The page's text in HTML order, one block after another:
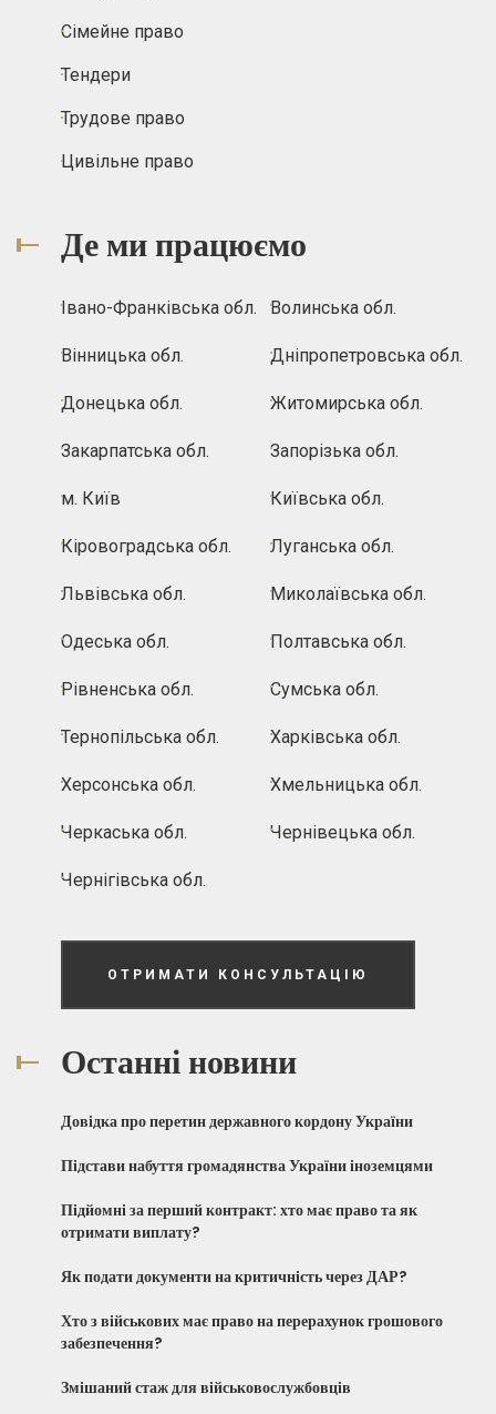
Сімейне право
Тендери
Трудове право
Цивільне право
Де ми працюємо
Івано-Франківська обл. Волинська обл.
Вінницька обл. Дніпропетровська обл.
Донецька обл. Житомирська обл.
Закарпатська обл. Запорізька обл.
м. Київ Київська обл.
Кіровоградська обл. Луганська обл.
Львівська обл. Миколаївська обл.
Одеська обл. Полтавська обл.
Рівненська обл. Сумська обл.
Тернопільська обл. Харківська обл.
Херсонська обл. Хмельницька обл.
Черкаська обл. Чернівецька обл.
Чернігівська обл.
ОТРИМАТИ КОНСУЛЬТАЦІЮ
Останні новини
Довідка про перетин державного кордону України
Підстави набуття громадянства України іноземцями
Підйомні за перший контракт: хто має право та як
отримати виплату?
Як подати документи на критичність через ДАР?
Хто з військових має право на перерахунок грошового
забезпечення?
Змішаний стаж для військовослужбовців